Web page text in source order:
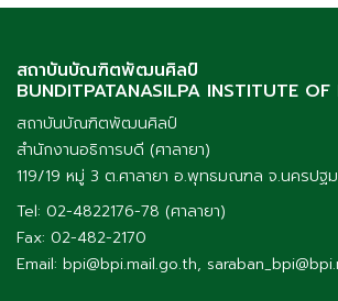
สถาบันบัณฑิตพัฒนศิลป์
BUNDITPATANASILPA INSTITUTE OF
สถาบันบัณฑิตพัฒนศิลป์
สำนักงานอธิการบดี (ศาลายา)
119/19 หมู่ 3 ต.ศาลายา อ.พุทธมณฑล จ.นครปฐ
Tel: 02-4822176-78 (ศาลายา)
Fax: 02-482-2170
Email: bpi@bpi.mail.go.th,